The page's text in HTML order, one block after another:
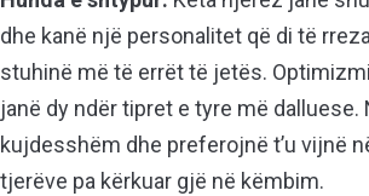
dhe kanë një personalitet që di të
stuhinë më të errët të jetës.
janë dy ndër tipret e tyre më dalluese.
kujdesshëm dhe preferojnë t’u vijnë
tjerëve pa kërkuar gjë në këmbim.